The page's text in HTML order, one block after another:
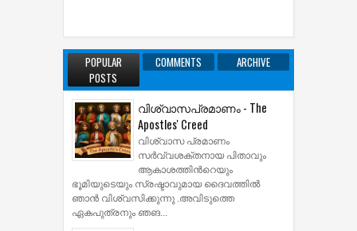
POPULAR
POSTS
COMMENTS
വിശ്വാസപ്രമാണം - The
Apostles' Creed
വിശ്വാസ പ്രമാണം